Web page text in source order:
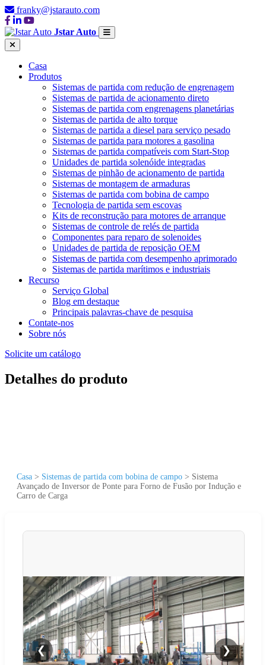
franky@jstarauto.com
Jstar Auto
Casa
Produtos
Sistemas de partida com redução de engrenagem
Sistemas de partida de acionamento direto
Sistemas de partida com engrenagens planetárias
Sistemas de partida de alto torque
Sistemas de partida a diesel para serviço pesado
Sistemas de partida para motores a gasolina
Sistemas de partida compatíveis com Start-Stop
Unidades de partida solenóide integradas
Sistemas de pinhão de acionamento de partida
Sistemas de montagem de armaduras
Sistemas de partida com bobina de campo
Tecnologia de partida sem escovas
Kits de reconstrução para motores de arranque
Sistemas de controle de relés de partida
Componentes para reparo de solenoides
Unidades de partida de reposição OEM
Sistemas de partida com desempenho aprimorado
Sistemas de partida marítimos e industriais
Recurso
Serviço Global
Blog em destaque
Principais palavras-chave de pesquisa
Contate-nos
Sobre nós
Solicite um catálogo
Detalhes do produto
Casa > Sistemas de partida com bobina de campo > Sistema
Avançado de Inversor de Ponte para Forno de Fusão por Indução e
Carro de Carga
❮ ❯